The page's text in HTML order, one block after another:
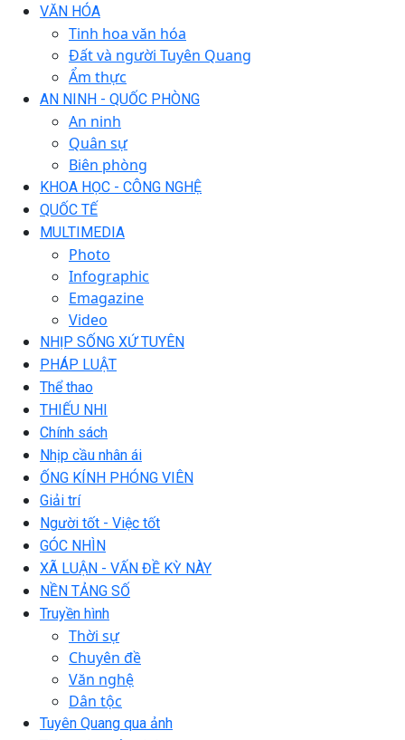
VĂN HÓA
Tinh hoa văn hóa
Đất và người Tuyên Quang
Ẩm thực
AN NINH - QUỐC PHÒNG
An ninh
Quân sự
Biên phòng
KHOA HỌC - CÔNG NGHỆ
QUỐC TẾ
MULTIMEDIA
Photo
Infographic
Emagazine
Video
NHỊP SỐNG XỨ TUYÊN
PHÁP LUẬT
Thể thao
THIẾU NHI
Chính sách
Nhịp cầu nhân ái
ỐNG KÍNH PHÓNG VIÊN
Giải trí
Người tốt - Việc tốt
GÓC NHÌN
XÃ LUẬN - VẤN ĐỀ KỲ NÀY
NỀN TẢNG SỐ
Truyền hình
Thời sự
Chuyên đề
Văn nghệ
Dân tộc
Tuyên Quang qua ảnh